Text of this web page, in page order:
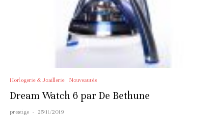
Horlogerie & Joaillerie Nouveautés
Dream Watch 6 par De Bethune
prestige · 25/11/2019